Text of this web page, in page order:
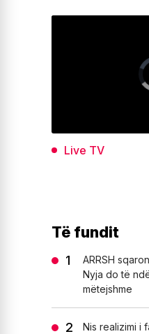
Live TV
Të fundit
ARRSH
Nyja do të
mëtejshme
Nis realizimi i